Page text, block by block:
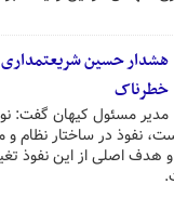
هشدار حسین شریعتمداری
خطرناک
مدیر مسئول کیهان گفت:
نفوذ در ساختار نظام و
هدف اصلی از این نفوذ